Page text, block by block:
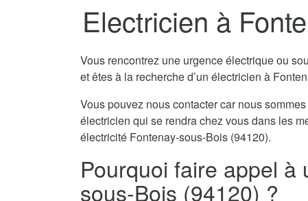
Electricien à
Vous rencontrez une urgence électrique ou
et êtes à la recherche d’un électricien à
Vous pouvez nous contacter car nous
électricien qui se rendra chez vous dans les
électricité Fontenay-sous-Bois (94120).
Pourquoi faire appel à
sous-Bois (94120) ?